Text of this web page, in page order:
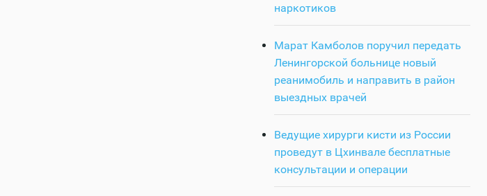
наркотиков
Марат Камболов поручил передать
Ленингорской больнице новый
реанимобиль и направить в район
выездных врачей
Ведущие хирурги кисти из России
проведут в Цхинвале бесплатные
консультации и операции